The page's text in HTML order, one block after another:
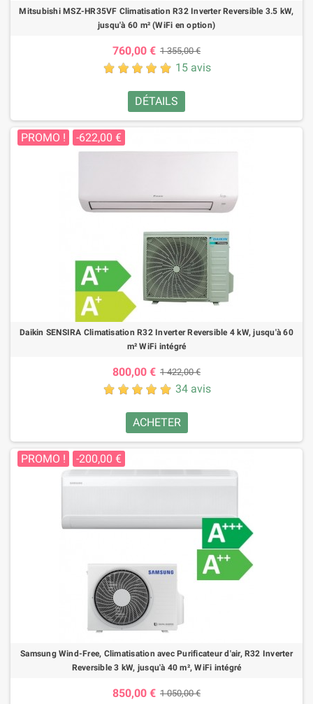
Mitsubishi MSZ-HR35VF Climatisation R32 Inverter Reversible 3.5 kW,
jusqu'à 60 m² (WiFi en option)
760,00 € 1 355,00 €
15 avis
DÉTAILS
PROMO ! -622,00 €
Daikin SENSIRA Climatisation R32 Inverter Reversible 4 kW, jusqu'à 60
m² WiFi intégré
800,00 € 1 422,00 €
34 avis
ACHETER
PROMO ! -200,00 €
Samsung Wind-Free, Climatisation avec Purificateur d'air, R32 Inverter
Reversible 3 kW, jusqu'à 40 m², WiFi intégré
850,00 € 1 050,00 €